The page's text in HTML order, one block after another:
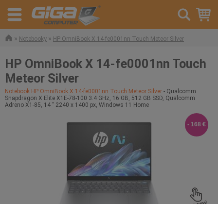
» Notebooky » HP OmniBook X 14-fe0001nn Touch Meteor Silver
HP OmniBook X 14-fe0001nn Touch
Meteor Silver
Notebook HP OmniBook X 14-fe0001nn Touch Meteor Silver - Qualcomm
Snapdragon X Elite X1E-78-100 3.4 GHz, 16 GB, 512 GB SSD, Qualcomm
Adreno X1-85, 14 " 2240 x 1400 px, Windows 11 Home
- 168 €